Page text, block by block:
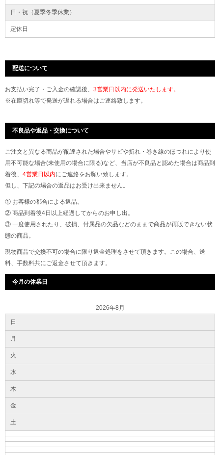
日・祝（夏季冬季休業）
定休日
配送について
お支払い完了・ご入金の確認後、 3営業日以内に発送いたします。
※在庫切れ等で発送が遅れる場合はご連絡致します。
不良品や返品・交換について
ご注文と異なる商品が配達された場合やサビや折れ・巻き線のほつれにより使
用不可能な場合(未使用の場合に限る)など、当店が不良品と認めた場合は商品到
着後、 4営業日以内にご連絡をお願い致します。
但し、下記の場合の返品はお受け出来ません。
① お客様の都合による返品。
② 商品到着後4日以上経過してからのお申し出。
③ 一度使用されたり、破損、付属品の欠品などのままで商品が再販できない状
態の商品。
現物商品で交換不可の場合に限り返金処理をさせて頂きます。この場合、送
料、手数料共にご返金させて頂きます。
今月の休業日
2026年8月
日
月
火
水
木
金
土